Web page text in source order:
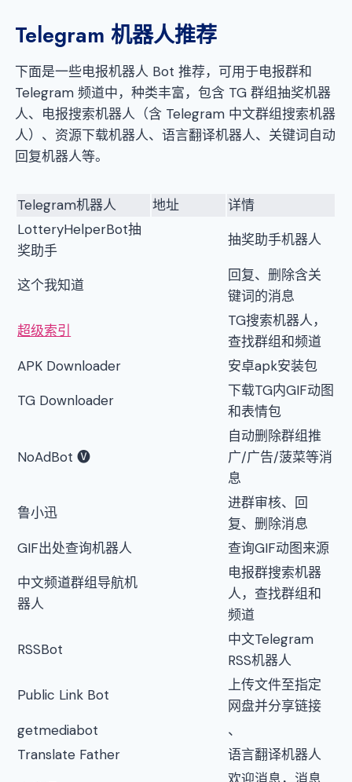
Telegram 机器人推荐
下面是一些电报机器人 Bot 推荐，可用于电报群和
Telegram 频道中，种类丰富，包含 TG 群组抽奖机器
人、电报搜索机器人（含 Telegram 中文群组搜索机器
人）、资源下载机器人、语言翻译机器人、关键词自动
回复机器人等。
Telegram机器人 地址
详情
LotteryHelperBot抽
奖助手
抽奖助手机器人
这个我知道
回复、删除含关
键词的消息
超级索引
TG搜索机器人，
查找群组和频道
APK Downloader
安卓apk安装包
TG Downloader
下载TG内GIF动图
和表情包
NoAdBot 🅥
自动删除群组推
广/广告/菠菜等消
息
鲁小迅
进群审核、回
复、删除消息
GIF出处查询机器人
查询GIF动图来源
中文频道群组导航机
器人
电报群搜索机器
人，查找群组和
频道
RSSBot
中文Telegram
RSS机器人
Public Link Bot
上传文件至指定
网盘并分享链接
getmediabot
、
Translate Father
语言翻译机器人